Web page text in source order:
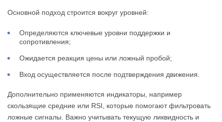
Основной подход строится вокруг уровней:
Определяются ключевые уровни поддержки и
сопротивления;
Ожидается реакция цены или ложный пробой;
Вход осуществляется после подтверждения движения.
Дополнительно применяются индикаторы, например
скользящие средние или RSI, которые помогают фильтровать
ложные сигналы. Важно учитывать текущую ликвидность и